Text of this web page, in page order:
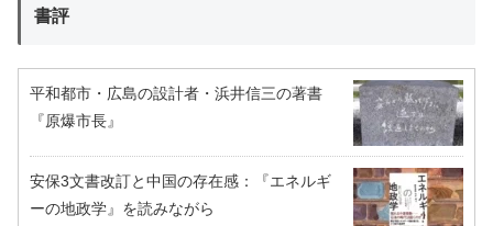
書評
平和都市・広島の設計者・浜井信三の著書
『原爆市長』
安保3文書改訂と中国の存在感：『エネルギ
ーの地政学』を読みながら